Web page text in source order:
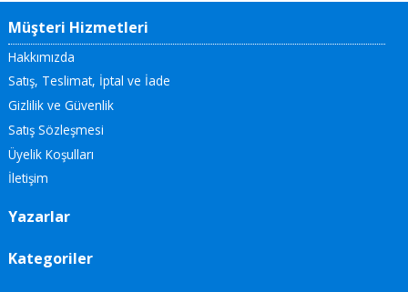
Müşteri Hizmetleri
Hakkımızda
Satış, Teslimat, İptal ve İade
Gizlilik ve Güvenlik
Satış Sözleşmesi
Üyelik Koşulları
İletişim
Yazarlar
Kategoriler